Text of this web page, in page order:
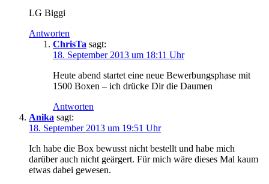
LG Biggi
Antworten
ChrisTa sagt:
18. September 2013 um 18:11 Uhr
Heute abend startet eine neue Bewerbungsphase mit
1500 Boxen – ich drücke Dir die Daumen
Antworten
Anika sagt:
18. September 2013 um 19:51 Uhr
Ich habe die Box bewusst nicht bestellt und habe mich
darüber auch nicht geärgert. Für mich wäre dieses Mal kaum
etwas dabei gewesen.